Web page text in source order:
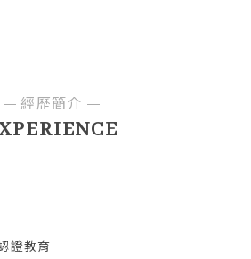
經歷簡介
證教育